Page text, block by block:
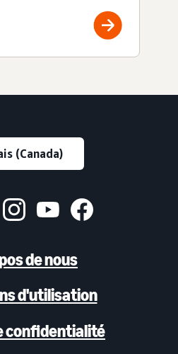
de nous
d'utilisation
confidentialité